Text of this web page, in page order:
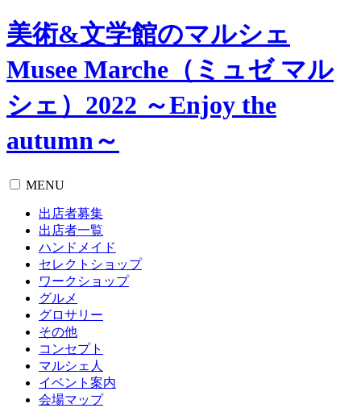
美術&文学館のマルシェ
Musee Marche（ミュゼ マル
シェ）2022 ～Enjoy the
autumn～
MENU
出店者募集
出店者一覧
ハンドメイド
セレクトショップ
ワークショップ
グルメ
グロサリー
その他
コンセプト
マルシェ人
イベント案内
会場マップ